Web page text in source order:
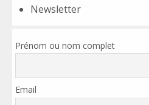
Newsletter
Prénom ou nom complet
Email